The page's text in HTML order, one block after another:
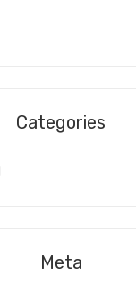
Categories
Meta